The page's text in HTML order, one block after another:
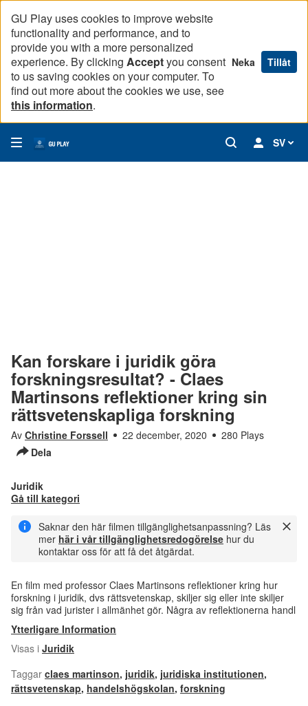
GU Play uses cookies to improve website
functionality and performance, and to
provide you with a more personalized
experience. By clicking Acceptyou consent
to us saving cookies on your computer. To
find out more about the cookies we use, see
this information.
Neka Tillåt
SV
Kan forskare i juridik göra
forskningsresultat? - Claes
Martinsons reflektioner kring sin
rättsvetenskapliga forskning
Av Christine Forssell 22 december, 2020
280 Plays
Dela
Juridik
Gå till kategori
Saknar den här filmen tillgänglighetsanpassning? Läs
mer här i vår tillgänglighetsredogörelse hur du
kontaktar oss för att få det åtgärdat.
En film med professor Claes Martinsons reflektioner kring hur
forskning i juridik, dvs rättsvetenskap, skiljer sig eller inte skiljer
sig från vad jurister i allmänhet gör. Några av reflektionerna handl
Ytterligare Information
Visas i Juridik
Taggar claes martinson, juridik, juridiska institutionen,
rättsvetenskap, handelshögskolan, forskning